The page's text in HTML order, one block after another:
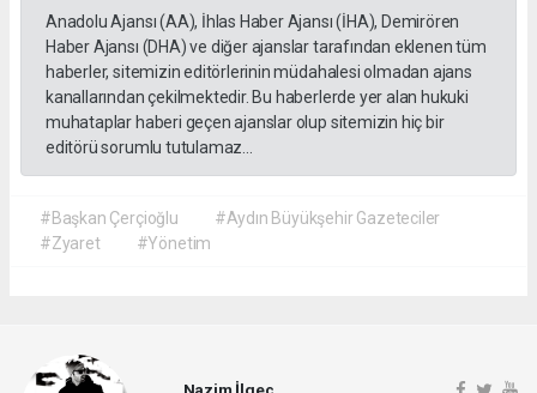
Anadolu Ajansı (AA), İhlas Haber Ajansı (İHA), Demirören
Haber Ajansı (DHA) ve diğer ajanslar tarafından eklenen tüm
haberler, sitemizin editörlerinin müdahalesi olmadan ajans
kanallarından çekilmektedir. Bu haberlerde yer alan hukuki
muhataplar haberi geçen ajanslar olup sitemizin hiç bir
editörü sorumlu tutulamaz...
#Başkan Çerçioğlu
#Aydın Büyükşehir Gazeteciler
#Zyaret
#Yönetim